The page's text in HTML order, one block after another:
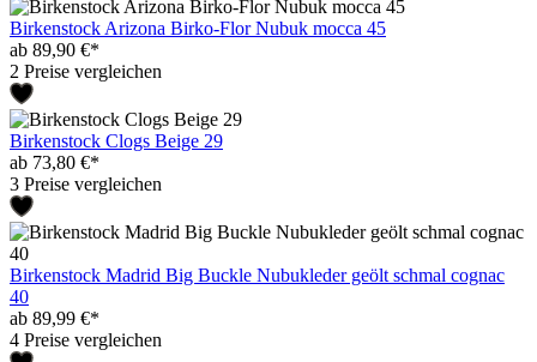
Birkenstock Arizona Birko-Flor Nubuk mocca 45
ab 89,90 €*
2 Preise vergleichen
Birkenstock Clogs Beige 29
ab 73,80 €*
3 Preise vergleichen
Birkenstock Madrid Big Buckle Nubukleder geölt schmal cognac
40
ab 89,99 €*
4 Preise vergleichen